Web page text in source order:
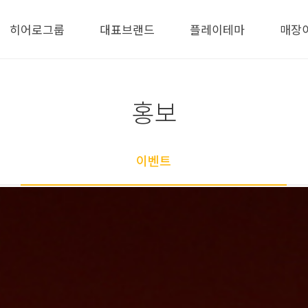
히어로그룹 대표브랜드 플레이테마 매장
홍보
이벤트